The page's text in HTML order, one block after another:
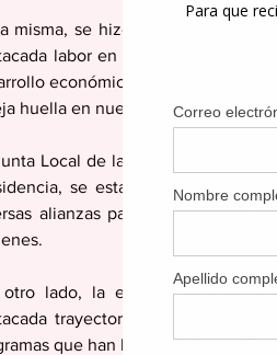
misma, se hizo entrega a Vicky
labor en el  servicio
económico de nuestra
huella en nuestra comunidad”.
Local de la AMSI, Inc. fue
se establecieron nuevos
alianzas para la expansión
otro lado, la entidad también
trayectoria y valiosas
que han beneficiado a miles